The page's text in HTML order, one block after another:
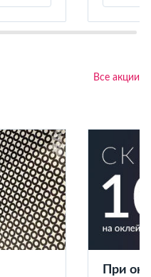
Все акции
При